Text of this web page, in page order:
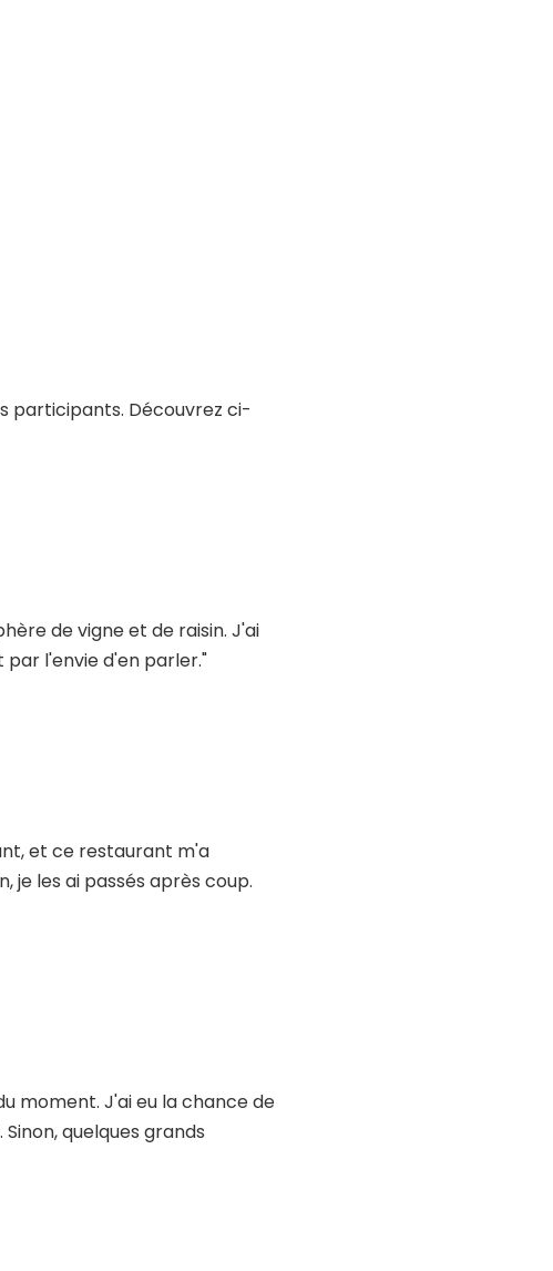
participants. Découvrez ci-
de vigne et de raisin. J'ai
l'envie d'en parler."
et ce restaurant m'a
je les ai passés après coup.
moment. J'ai eu la chance de
quelques grands